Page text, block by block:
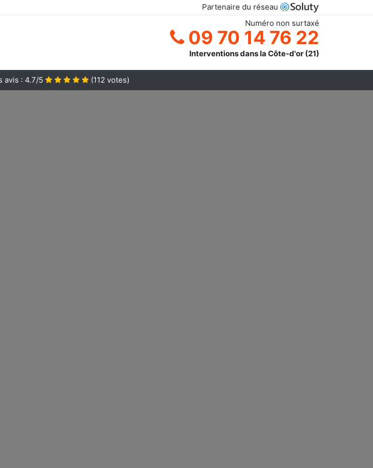
Partenaire du réseau
Numéro non surtaxé
09 70 14 76 22
Interventions dans la Côte-d'or (21)
avis : 4.7/5 (112 votes)